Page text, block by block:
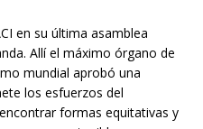
en su última asamblea
Allí el máximo órgano de
mundial aprobó una
los esfuerzos del
formas equitativas y